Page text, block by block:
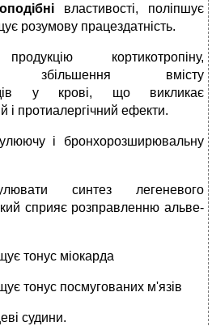
властивості, поліпшує
розумову працездатність.
кортикотропіну,
збіль­шення вмісту
у крові, що викликає
і протиалергічний ефекти.
і бронхорозширювальну
синтез легеневого
сприяє розправленню альве­
тонус міо­карда
тонус посмугованих м'язів
судини.